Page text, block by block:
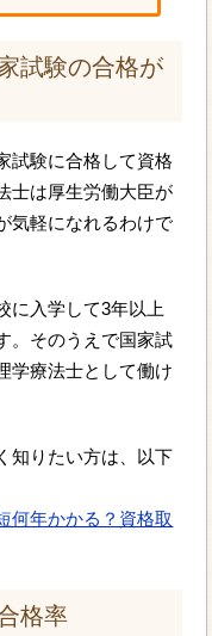
試験の合格が
試験に合格して資格
士は厚生労働大臣が
気軽になれるわけで
に入学して3年以上
。そのうえで国家試
学療法士として働け
知りたい方は、以下
何年かかる？資格取
格率